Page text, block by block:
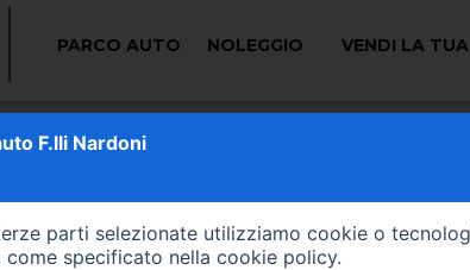
PARCO AUTO NOLEGGIO VENDI LA
VEICOLO
vettura, il nostro Team ti contatterà
F.lli Nardoni
parti selezionate utilizziamo cookie o
come specificato nella cookie policy.